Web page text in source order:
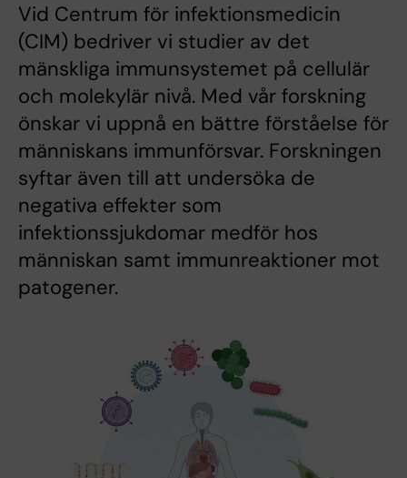
Vid Centrum för infektionsmedicin
(CIM) bedriver vi studier av det
mänskliga immunsystemet på cellulär
och molekylär nivå. Med vår forskning
önskar vi uppnå en bättre förståelse för
människans immunförsvar. Forskningen
syftar även till att undersöka de
negativa effekter som
infektionssjukdomar medför hos
människan samt immunreaktioner mot
patogener.